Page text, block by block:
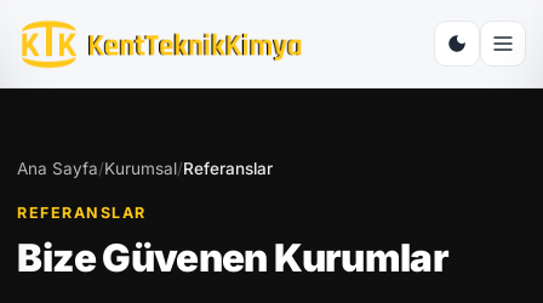
Ana Sayfa/Kurumsal/Referanslar
REFERANSLAR
Bize Güvenen Kurumlar